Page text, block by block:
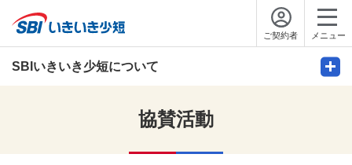
ご契約者 メニュー
SBIいきいき少短について
協賛活動